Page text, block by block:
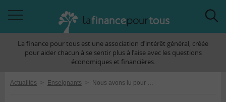
àLa finance pour tous est une association d’intérêt général, créée
pour aider chacun à se sentir plus à l’aise avec les questions
économiques et financières.
Actualités > Enseignants > Nous avons lu pour vous des études et des ouvrages sur… L’argent dans le couple